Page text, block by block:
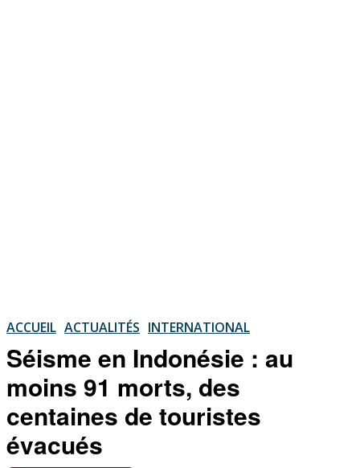
ACCUEIL ACTUALITÉS INTERNATIONAL
Séisme en Indonésie : au
moins 91 morts, des
centaines de touristes
évacués